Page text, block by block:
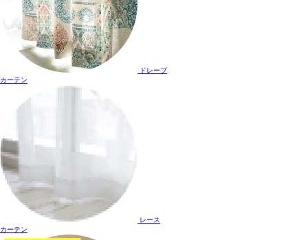
ドレープ
カーテン
レース
カーテン